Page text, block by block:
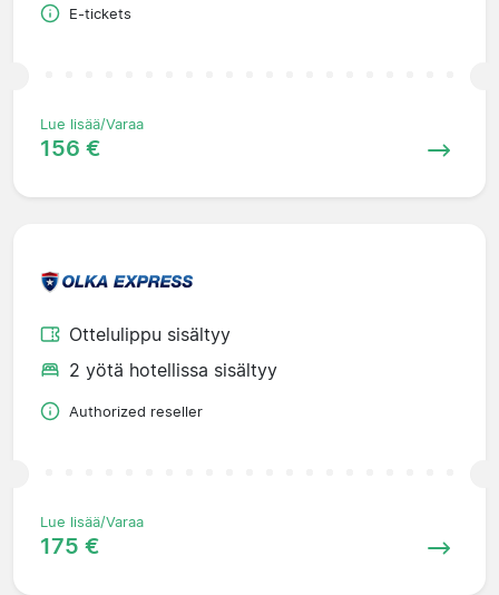
E-tickets
Lue lisää/Varaa
156 €
Ottelulippu sisältyy
2 yötä hotellissa sisältyy
Authorized reseller
Lue lisää/Varaa
175 €